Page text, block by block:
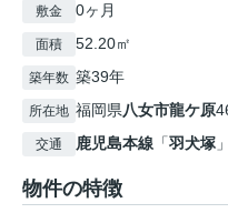
敷金 0ヶ月
面積 52.20㎡
築年数 築39年
所在地 福岡県八女市龍ケ原
交通 鹿児島本線 「羽犬塚
物件の特徴